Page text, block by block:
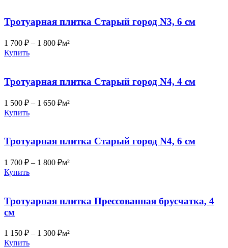
Тротуарная плитка Старый город N3, 6 см
1 700 ₽ – 1 800 ₽м²
Купить
Тротуарная плитка Старый город N4, 4 см
1 500 ₽ – 1 650 ₽м²
Купить
Тротуарная плитка Старый город N4, 6 см
1 700 ₽ – 1 800 ₽м²
Купить
Тротуарная плитка Прессованная брусчатка, 4
см
1 150 ₽ – 1 300 ₽м²
Купить